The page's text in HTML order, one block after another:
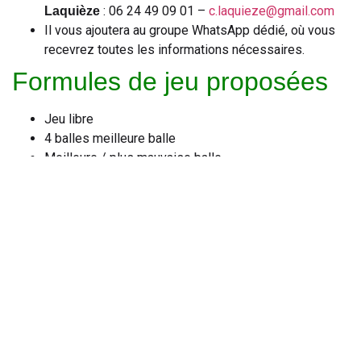
Laquièze : 06 24 49 09 01 – c.laquieze@gmail.com
Il vous ajoutera au groupe WhatsApp dédié, où vous
recevrez toutes les informations nécessaires.
Formules de jeu proposées
Jeu libre
4 balles meilleure balle
Meilleure / plus mauvaise balle